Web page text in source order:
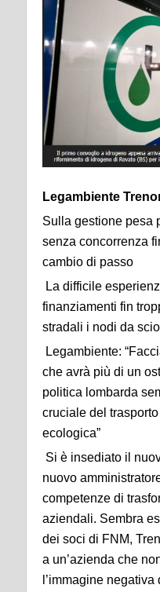
Legambiente
Sulla gestione pesa
senza concorrenza
cambio di passo
La difficile
finanziamenti fin
stradali i nodi da
Legambiente:
che avrà più di un
politica lombarda
cruciale del
ecologica”
Si è insediato il
nuovo
competenze di
aziendali. Sembra
dei soci di FNM,
a un’azienda che
l’immagine